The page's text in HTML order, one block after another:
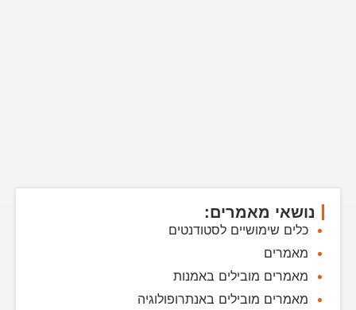
נושאי מאמרים:
כלים שימושיים לסטודנטים
מאמרים
מאמרים מובילים באמנות
מאמרים מובילים באנתרופולוגיה